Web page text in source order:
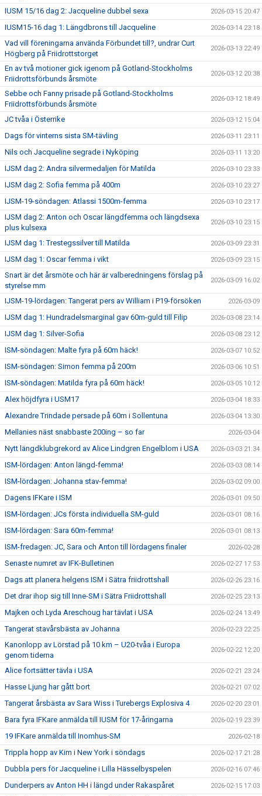
IUSM 15/16 dag 2: Jacqueline dubbel sexa 2026-03-15 20:47
IUSM15-16 dag 1: Längdbrons till Jacqueline 2026-03-14 23:18
Vad vill föreningarna använda Förbundet till?, undrar Curt
Högberg på Friidrottstorget
2026-03-13 22:49
En av två motioner gick igenom på Gotland-Stockholms
Friidrottsförbunds årsmöte
2026-03-12 20:38
Sebbe och Fanny prisade på Gotland-Stockholms
Friidrottsförbunds årsmöte
2026-03-12 18:49
JC tvåa i Österrike 2026-03-12 15:04
Dags för vinterns sista SM-tävling 2026-03-11 23:11
Nils och Jacqueline segrade i Nyköping 2026-03-11 13:20
IJSM dag 2: Andra silvermedaljen för Matilda 2026-03-10 23:33
IJSM dag 2: Sofia femma på 400m 2026-03-10 23:27
IJSM-19-söndagen: Atlassi 1500m-femma 2026-03-10 23:17
IJSM dag 2: Anton och Oscar längdfemma och längdsexa
plus kulsexa
2026-03-10 23:15
IJSM dag 1: Trestegssilver till Matilda 2026-03-09 23:31
IJSM dag 1: Oscar femma i vikt 2026-03-09 23:15
Snart är det årsmöte och här är valberedningens förslag på
styrelse mm
2026-03-09 16:02
IJSM-19-lördagen: Tangerat pers av William i P19-försöken 2026-03-09
IJSM dag 1: Hundradelsmarginal gav 60m-guld till Filip 2026-03-08 23:14
IJSM dag 1: Silver-Sofia 2026-03-08 23:12
ISM-söndagen: Malte fyra på 60m häck! 2026-03-07 10:52
ISM-söndagen: Simon femma på 200m 2026-03-06 10:51
ISM-söndagen: Matilda fyra på 60m häck! 2026-03-05 10:12
Alex höjdfyra i USM17 2026-03-04 18:33
Alexandre Trindade persade på 60m i Sollentuna 2026-03-04 13:30
Mellanies näst snabbaste 200ing – so far 2026-03-04
Nytt längdklubgrekord av Alice Lindgren Engelblom i USA 2026-03-03 21:34
ISM-lördagen: Anton längd-femma! 2026-03-03 08:14
ISM-lördagen: Johanna stav-femma! 2026-03-02 09:00
Dagens IFKare i ISM 2026-03-01 09:50
ISM-lördagen: JCs första individuella SM-guld 2026-03-01 08:16
ISM-lördagen: Sara 60m-femma! 2026-03-01 08:13
ISM-fredagen: JC, Sara och Anton till lördagens finaler 2026-02-28
Senaste numret av IFK-Bulletinen 2026-02-27 17:53
Dags att planera helgens ISM i Sätra friidrottshall 2026-02-26 23:16
Det drar ihop sig till Inne-SM i Sätra Friidrottshall 2026-02-25 23:13
Majken och Lyda Areschoug har tävlat i USA 2026-02-24 13:49
Tangerat stavårsbästa av Johanna 2026-02-23 22:25
Kanonlopp av Lörstad på 10 km – U20-tvåa i Europa
genom tiderna
2026-02-22 12:20
Alice fortsätter tävla i USA 2026-02-21 23:24
Hasse Ljung har gått bort 2026-02-21 07:02
Tangerat årsbästa av Sara Wiss i Turebergs Explosiva 4 2026-02-20 23:01
Bara fyra IFKare anmälda till IUSM för 17-åringarna 2026-02-19 23:39
19 IFKare anmälda till Inomhus-SM 2026-02-18
Trippla hopp av Kim i New York i söndags 2026-02-17 21:28
Dubbla pers för Jacqueline i Lilla Hässelbyspelen 2026-02-16 07:46
Dunderpers av Anton HH i längd under Rakaspåret 2026-02-15 17:03